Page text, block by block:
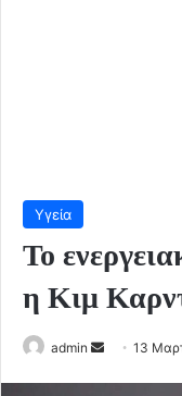
Υγεία
Το
η Κιμ
admin
Send13